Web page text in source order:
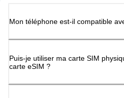
Mon téléphone est-il compatible
Puis-je utiliser ma carte SIM
carte eSIM ?